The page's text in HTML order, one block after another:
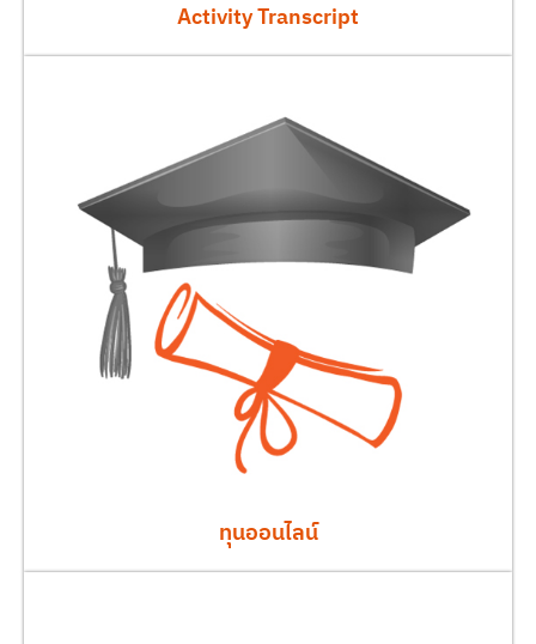
Activity Transcript
ทุนออนไลน์